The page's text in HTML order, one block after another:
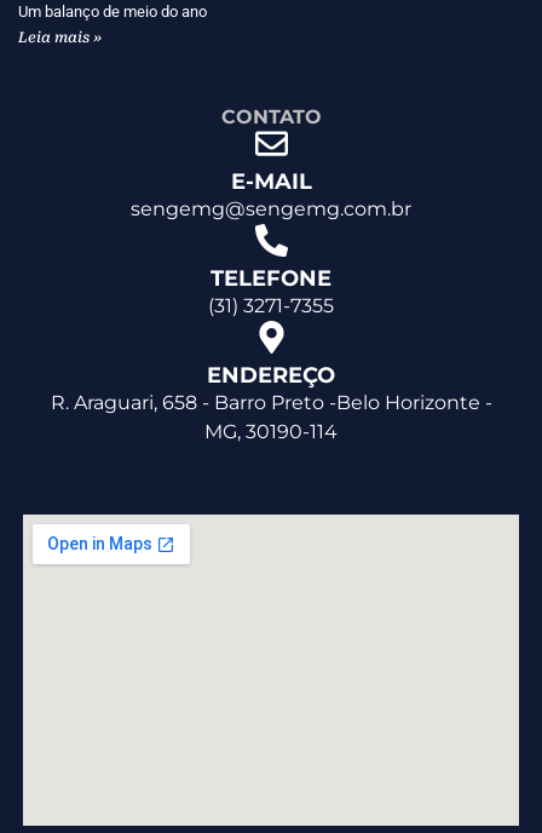
Um balanço de meio do ano
Leia mais »
CONTATO
E-MAIL
sengemg@sengemg.com.br
TELEFONE
(31) 3271-7355
ENDEREÇO
R. Araguari, 658 - Barro Preto -Belo Horizonte -
MG, 30190-114